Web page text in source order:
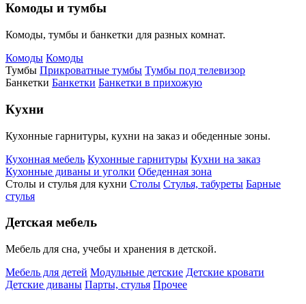
Комоды и тумбы
Комоды, тумбы и банкетки для разных комнат.
Комоды Комоды
Тумбы Прикроватные тумбы Тумбы под телевизор
Банкетки Банкетки Банкетки в прихожую
Кухни
Кухонные гарнитуры, кухни на заказ и обеденные зоны.
Кухонная мебель Кухонные гарнитуры Кухни на заказ
Кухонные диваны и уголки Обеденная зона
Столы и стулья для кухни Столы Стулья, табуреты Барные
стулья
Детская мебель
Мебель для сна, учебы и хранения в детской.
Мебель для детей Модульные детские Детские кровати
Детские диваны Парты, стулья Прочее